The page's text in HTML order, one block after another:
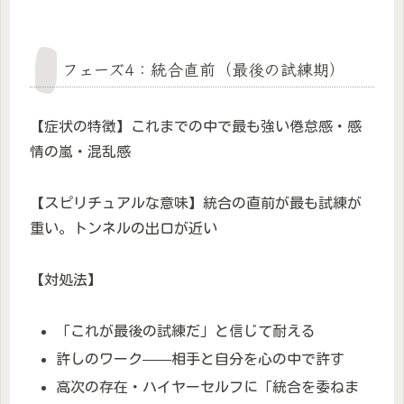
フェーズ4：統合直前（最後の試練期）
【症状の特徴】これまでの中で最も強い倦怠感・感
情の嵐・混乱感
【スピリチュアルな意味】統合の直前が最も試練が
重い。トンネルの出口が近い
【対処法】
「これが最後の試練だ」と信じて耐える
許しのワーク——相手と自分を心の中で許す
高次の存在・ハイヤーセルフに「統合を委ねま